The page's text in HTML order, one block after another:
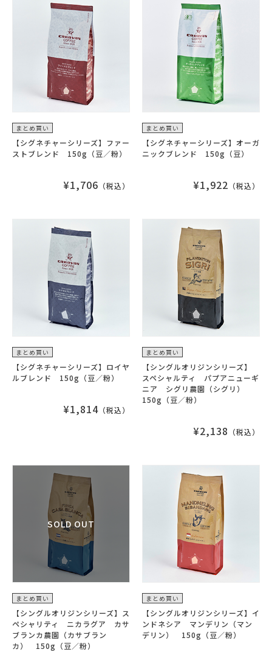
まとめ買い
【シグネチャーシリーズ】ファー
ストブレンド 150g（豆／粉）
¥1,706 （税込）
まとめ買い
【シグネチャーシリーズ】オーガ
ニックブレンド 150g（豆）
¥1,922 （税込）
まとめ買い
【シグネチャーシリーズ】ロイヤ
ルブレンド 150g（豆／粉）
¥1,814 （税込）
まとめ買い
【シングルオリジンシリーズ】
スペシャルティ パプアニューギ
ニア シグリ農園（シグリ）
150g（豆／粉）
¥2,138 （税込）
まとめ買い
【シングルオリジンシリーズ】ス
ペシャリティ ニカラグア カサ
ブランカ農園（カサブラン
カ） 150g（豆／粉）
まとめ買い
【シングルオリジンシリーズ】イ
ンドネシア マンデリン（マン
デリン） 150g（豆／粉）